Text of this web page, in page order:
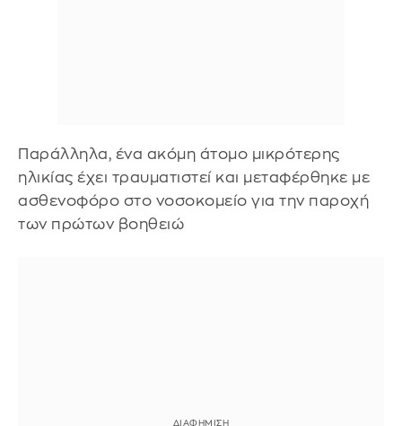
Παράλληλα, ένα ακόμη άτομο μικρότερης
ηλικίας έχει τραυματιστεί και μεταφέρθηκε με
ασθενοφόρο στο νοσοκομείο για την παροχή
των πρώτων βοηθειώ